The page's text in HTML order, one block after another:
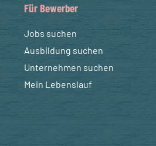
Für Bewerber
Jobs suchen
Ausbildung suchen
Unternehmen suchen
Mein Lebenslauf